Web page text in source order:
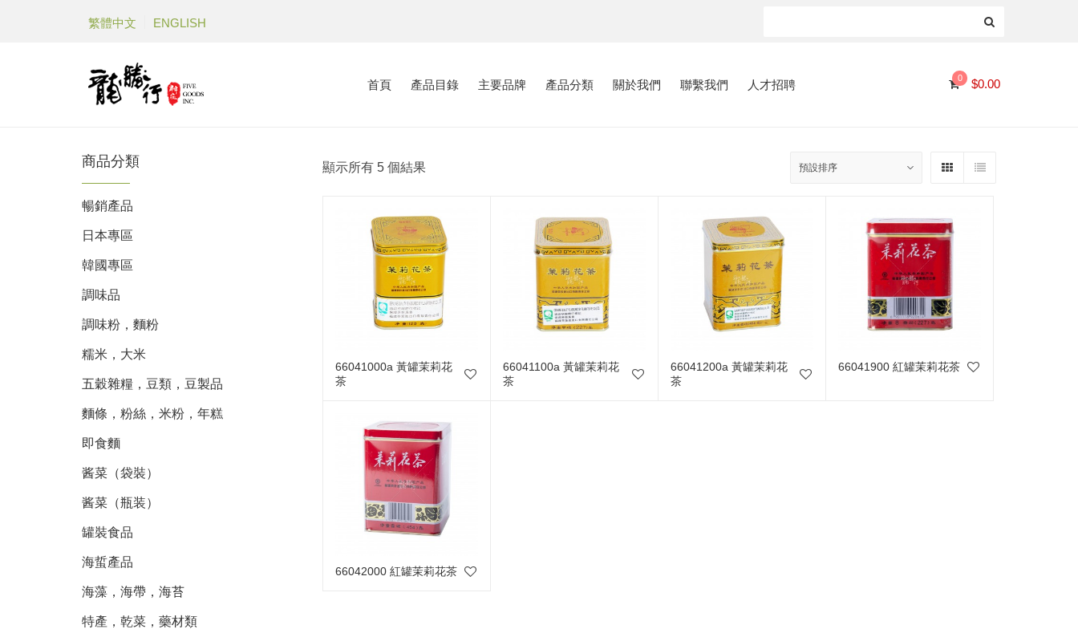
繁體中文 ENGLISH
首頁 產品目錄 主要品牌 產品分類 關於我們 聯繫我們 人才招聘 0 $0.00
顯示所有 5 個結果
66041000a 黃罐茉莉花
茶
66041100a 黃罐茉莉花
茶
66041200a 黃罐茉莉花
茶
66041900 紅罐茉莉花茶
66042000 紅罐茉莉花茶
商品分類
暢銷產品
日本專區
韓國專區
調味品
調味粉，麵粉
糯米，大米
五穀雜糧，豆類，豆製品
麵條，粉絲，米粉，年糕
即食麵
酱菜（袋裝）
酱菜（瓶装）
罐裝食品
海蜇產品
海藻，海帶，海苔
特產，乾菜，藥材類